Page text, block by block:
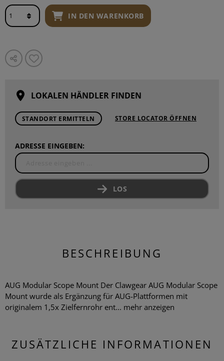
IN DEN WARENKORB
LOKALEN HÄNDLER FINDEN
STANDORT ERMITTELN STORE LOCATOR ÖFFNEN
ADRESSE EINGEBEN:
LOS
BESCHREIBUNG
AUG Modular Scope Mount Der Clawgear AUG Modular Scope
Mount wurde als Ergänzung für AUG-Plattformen mit
originalem 1,5x Zielfernrohr ent... mehr anzeigen
ZUSÄTZLICHE INFORMATIONEN